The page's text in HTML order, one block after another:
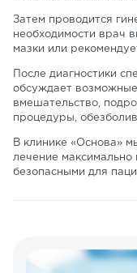
Затем проводится
необходимости врач
мазки или
После диагностики
обсуждает
вмешательство,
процедуры,
В клинике «Основа»
лечение
безопасными для